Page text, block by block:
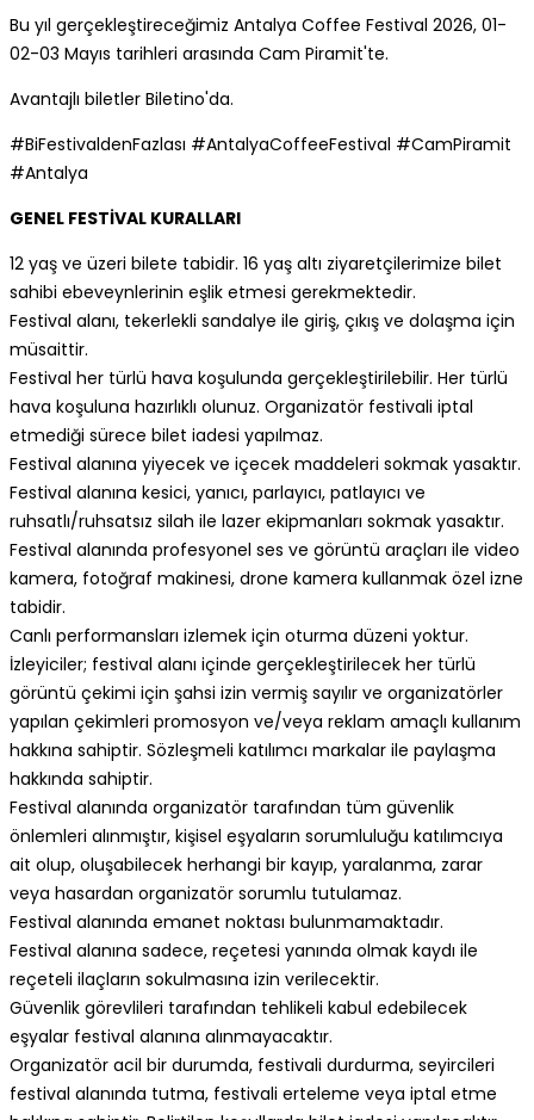
Bu yıl gerçekleştireceğimiz Antalya Coffee Festival 2026, 01-
02-03 Mayıs tarihleri arasında Cam Piramit'te.
Avantajlı biletler Biletino'da.
#BiFestivaldenFazlası #AntalyaCoffeeFestival #CamPiramit
#Antalya
GENEL FESTİVAL KURALLARI
12 yaş ve üzeri bilete tabidir. 16 yaş altı ziyaretçilerimize bilet
sahibi ebeveynlerinin eşlik etmesi gerekmektedir.
Festival alanı, tekerlekli sandalye ile giriş, çıkış ve dolaşma için
müsaittir.
Festival her türlü hava koşulunda gerçekleştirilebilir. Her türlü
hava koşuluna hazırlıklı olunuz. Organizatör festivali iptal
etmediği sürece bilet iadesi yapılmaz.
Festival alanına yiyecek ve içecek maddeleri sokmak yasaktır.
Festival alanına kesici, yanıcı, parlayıcı, patlayıcı ve
ruhsatlı/ruhsatsız silah ile lazer ekipmanları sokmak yasaktır.
Festival alanında profesyonel ses ve görüntü araçları ile video
kamera, fotoğraf makinesi, drone kamera kullanmak özel izne
tabidir.
Canlı performansları izlemek için oturma düzeni yoktur.
İzleyiciler; festival alanı içinde gerçekleştirilecek her türlü
görüntü çekimi için şahsi izin vermiş sayılır ve organizatörler
yapılan çekimleri promosyon ve/veya reklam amaçlı kullanım
hakkına sahiptir. Sözleşmeli katılımcı markalar ile paylaşma
hakkında sahiptir.
Festival alanında organizatör tarafından tüm güvenlik
önlemleri alınmıştır, kişisel eşyaların sorumluluğu katılımcıya
ait olup, oluşabilecek herhangi bir kayıp, yaralanma, zarar
veya hasardan organizatör sorumlu tutulamaz.
Festival alanında emanet noktası bulunmamaktadır.
Festival alanına sadece, reçetesi yanında olmak kaydı ile
reçeteli ilaçların sokulmasına izin verilecektir.
Güvenlik görevlileri tarafından tehlikeli kabul edebilecek
eşyalar festival alanına alınmayacaktır.
Organizatör acil bir durumda, festivali durdurma, seyircileri
festival alanında tutma, festivali erteleme veya iptal etme